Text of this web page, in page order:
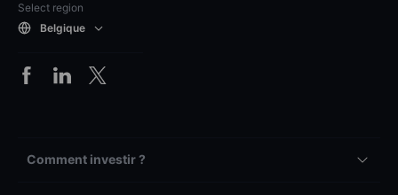
Select region
Belgique
Comment investir ?